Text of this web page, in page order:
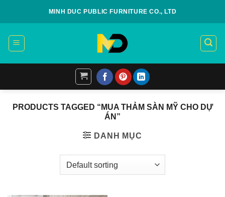
MINH DUC PUBLIC FURNITURE CO., LTD
PRODUCTS TAGGED “MUA THẢM SÀN MỸ CHO DỰ
ÁN”
DANH MỤC